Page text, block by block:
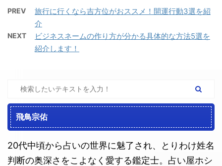
PREV
旅行に行くなら吉方位がおススメ！開運行動3選を紹
介
NEXT
ビジネスネームの作り方が分かる具体的な方法5選を
紹介します！
飛鳥宗佑
20代中頃から占いの世界に魅了され、とりわけ姓名
判断の奥深さをこよなく愛する鑑定士。占い屋ホシ